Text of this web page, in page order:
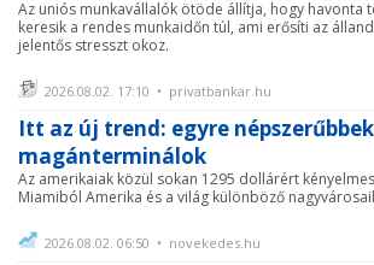
Az uniós munkavállalók ötöde állítja, hogy havonta
keresik a rendes munkaidőn túl, ami erősíti az
jelentős stresszt okoz.
2026.08.02. 17:10 • privatbankar.hu
Itt az új trend: egyre
magánterminálok
Az amerikaiak közül sokan 1295 dollárért
Miamiból Amerika és a világ különböző
2026.08.02. 06:50 • novekedes.hu